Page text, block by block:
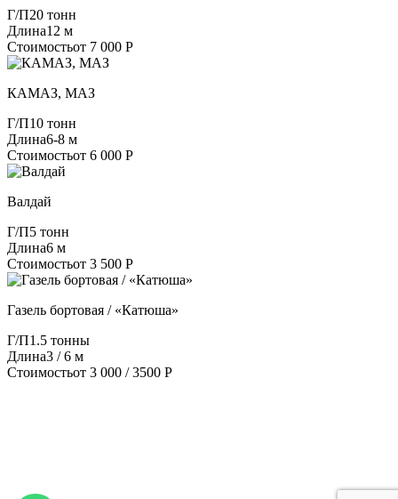
Г/П20 тонн
Длина12 м
Стоимостьот 7 000 Р
КАМАЗ, МАЗ
Г/П10 тонн
Длина6-8 м
Стоимостьот 6 000 Р
Валдай
Г/П5 тонн
Длина6 м
Стоимостьот 3 500 Р
Газель бортовая / «Катюша»
Г/П1.5 тонны
Длина3 / 6 м
Стоимостьот 3 000 / 3500 Р